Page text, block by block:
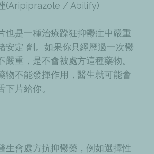
(Aripiprazole / Abilify)
也是一種治療躁狂抑鬱症中嚴重
安定 劑。如果你只經歷過一次鬱
嚴重，是不會被處方這種藥物。
物不能發揮作用，醫生就可能會
下片給你。
生會處方抗抑鬱藥，例如選擇性